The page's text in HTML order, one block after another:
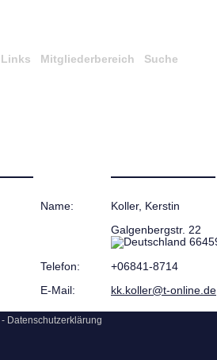
Links Mitgliederbereich Suche
Name:
Koller, Kerstin
Galgenbergstr. 22
Telefon:
+06841-8714
E-Mail:
kk.koller@t-online.de
- Datenschutzerklärung